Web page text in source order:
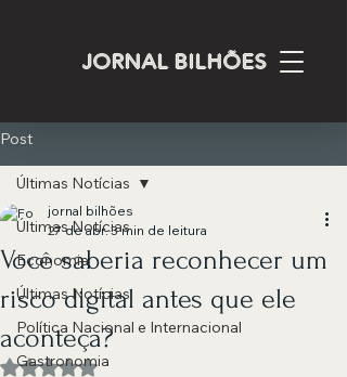
JORNAL BILHÕES
Post
Últimas Notícias
Economia
Últimas Notícias
Política Nacional e Internacional
Gastronomia
Últimas Notícias
Você saberia reconhecer um
risco digital antes que ele
aconteça?
jornal bilhões
27 de abr.3 min de leitura
Avaliado com NaN de 5 estrelas.